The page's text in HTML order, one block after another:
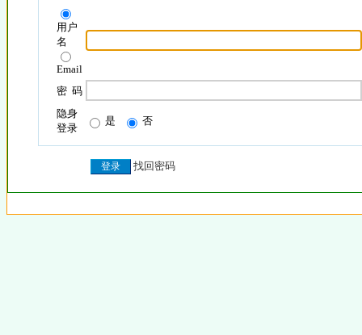
用户
名
Email
密 码
隐身
登录
是 否
找回密码